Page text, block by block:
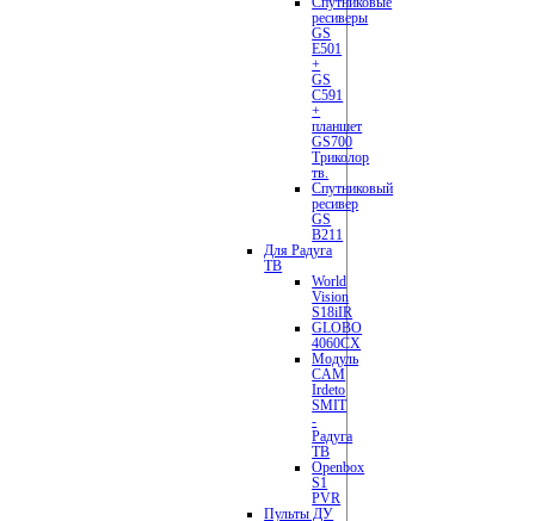
ресиверы
GS
E501
+
GS
C591
+
планшет
GS700
Триколор
тв.
Спутниковый
ресивер
GS
B211
Для Радуга
ТВ
World
Vision
S18iIR
GLOBO
4060CX
Модуль
CAM
Irdeto
SMIT
-
Радуга
ТВ
Openbox
S1
PVR
Пульты ДУ